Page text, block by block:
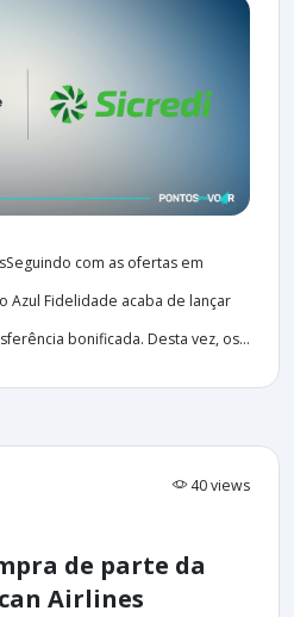
com as ofertas em
Azul Fidelidade acaba de lançar
bonificada. Desta vez, os...
40 views
de parte da
Airlines